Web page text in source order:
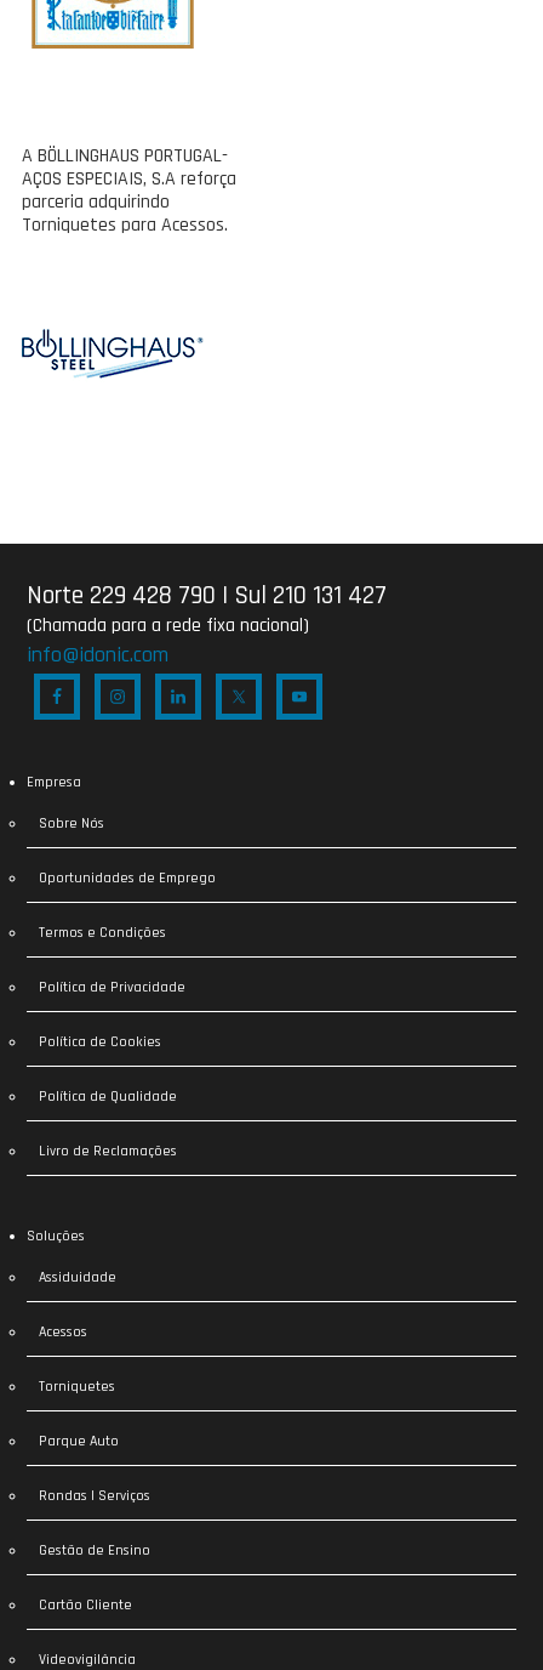
A BÖLLINGHAUS PORTUGAL-
AÇOS ESPECIAIS, S.A reforça
parceria adquirindo
Torniquetes para Acessos.
Norte 229 428 790 | Sul 210 131 427
(Chamada para a rede fixa nacional)
info@idonic.com
Empresa
Sobre Nós
Oportunidades de Emprego
Termos e Condições
Política de Privacidade
Política de Cookies
Política de Qualidade
Livro de Reclamações
Soluções
Assiduidade
Acessos
Torniquetes
Parque Auto
Rondas | Serviços
Gestão de Ensino
Cartão Cliente
Videovigilância